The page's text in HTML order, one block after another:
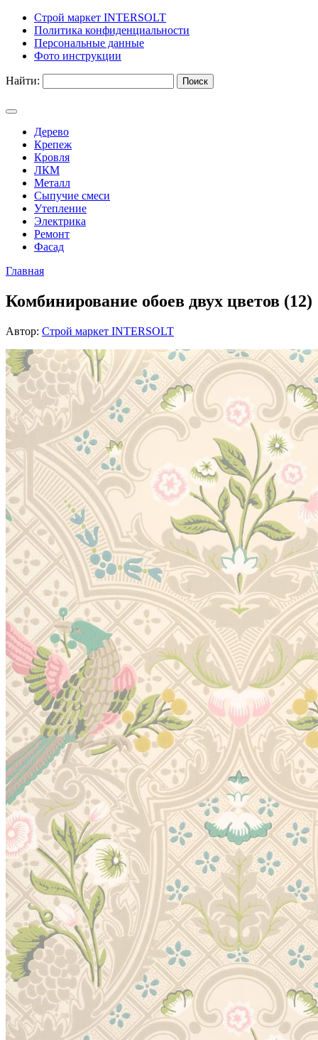
Строй маркет INTERSOLT
Политика конфиденциальности
Персональные данные
Фото инструкции
Найти:
Дерево
Крепеж
Кровля
ЛКМ
Металл
Сыпучие смеси
Утепление
Электрика
Ремонт
Фасад
Главная
Комбинирование обоев двух цветов (12)
Автор: Строй маркет INTERSOLT